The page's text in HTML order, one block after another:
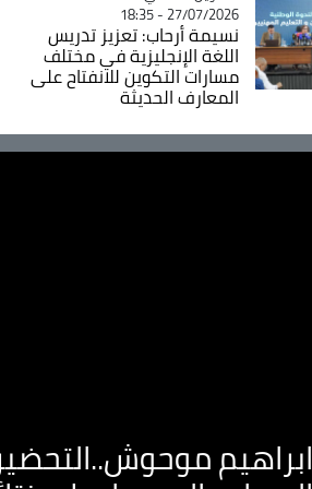
27/07/2026 - 18:35
نسيمة أرحاب: تعزيز تدريس
اللغة الإنجليزية في مختلف
مسارات التكوين للانفتاح على
المعارف الحديثة
ابراهيم